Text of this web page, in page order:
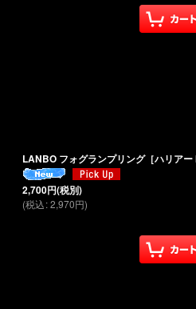
LANBO フォグランプリング［ハリアー
2,700円(税別)
(税込:2,970円)